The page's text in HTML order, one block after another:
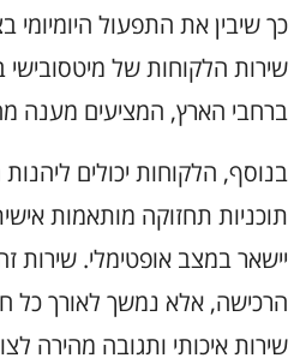
כך שיבין את התפעול היומיומי
שירות הלקוחות של מיטסובישי
ברחבי הארץ, המציעים מענה
בנוסף, הלקוחות יכולים ליהנות
תוכניות תחזוקה מותאמות
יישאר במצב אופטימלי. שירות
הרכישה, אלא נמשך לאורך כל
שירות איכותי ותגובה מהירה